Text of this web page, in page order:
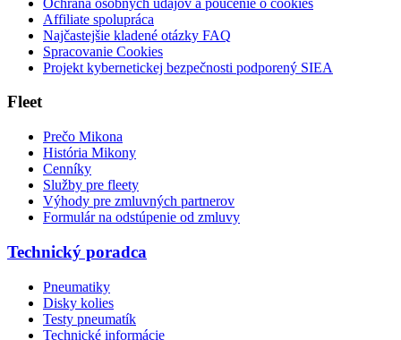
Affiliate spolupráca
Najčastejšie kladené otázky FAQ
Spracovanie Cookies
Projekt kybernetickej bezpečnosti podporený SIEA
Fleet
Prečo Mikona
História Mikony
Cenníky
Služby pre fleety
Výhody pre zmluvných partnerov
Formulár na odstúpenie od zmluvy
Technický poradca
Pneumatiky
Disky kolies
Testy pneumatík
Technické informácie